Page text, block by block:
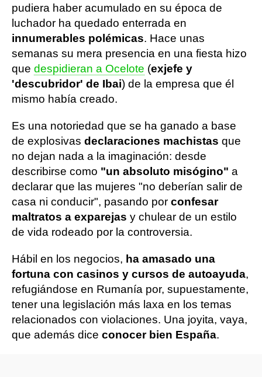
pudiera haber acumulado en su época de
luchador ha quedado enterrada en
innumerables polémicas. Hace unas
semanas su mera presencia en una fiesta hizo
que despidieran a Ocelote (exjefe y
'descubridor' de Ibai) de la empresa que él
mismo había creado.
Es una notoriedad que se ha ganado a base
de explosivas declaraciones machistas que
no dejan nada a la imaginación: desde
describirse como "un absoluto misógino" a
declarar que las mujeres "no deberían salir de
casa ni conducir", pasando por confesar
maltratos a exparejas y chulear de un estilo
de vida rodeado por la controversia.
Hábil en los negocios, ha amasado una
fortuna con casinos y cursos de autoayuda,
refugiándose en Rumanía por, supuestamente,
tener una legislación más laxa en los temas
relacionados con violaciones. Una joyita, vaya,
que además dice conocer bien España.